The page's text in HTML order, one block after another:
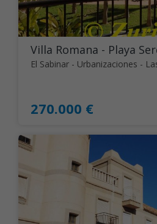
Villa Romana - Playa
270.000 €